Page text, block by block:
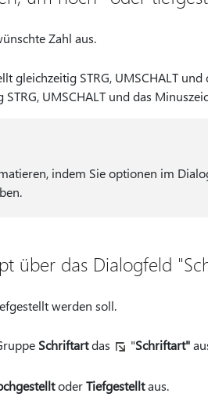
Zahl aus.
gleichzeitig STRG, UMSCHALT und
UMSCHALT und das
indem Sie optionen im
über das Dialogfeld
werden soll.
Schriftartdas "Schriftart"
oderTiefgestelltaus.